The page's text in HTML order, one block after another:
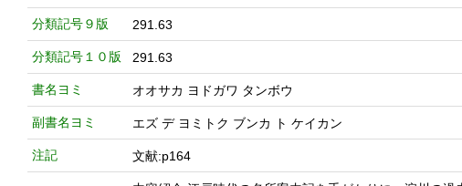
分類記号９版 291.63
分類記号１０版 291.63
書名ヨミ オオサカ ヨドガワ タンボウ
副書名ヨミ エズ デ ヨミトク ブンカ ト ケイカン
注記 文献:p164